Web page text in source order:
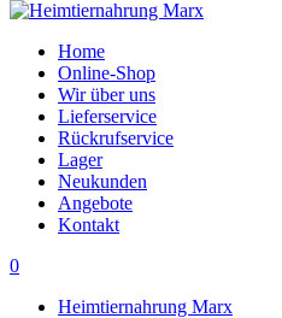
Home
Online-Shop
Wir über uns
Lieferservice
Rückrufservice
Lager
Neukunden
Angebote
Kontakt
0
Heimtiernahrung Marx